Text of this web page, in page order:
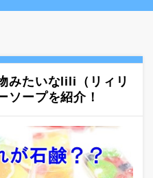
みたいなlili（リィリ
ソープを紹介！